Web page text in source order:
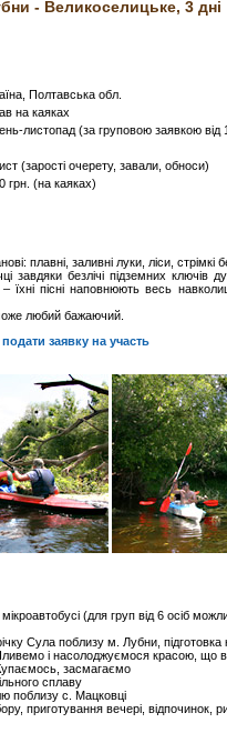
- Великоселицьке, 3 дні
Полтавська обл.
на каяках
листопад (за груповою заявкою від
(зарості очерету, завали, обноси)
грн. (на каяках)
плавні, заливні луки, ліси,
завдяки безлічі підземних
– їхні пісні наповнюють весь
любий бажаючий.
заявку на участь
(для груп від 6 осіб
Сула поблизу м. Лубни, підготовка
і насолоджуємося красою, що
засмагаємо
сплаву
поблизу c. Мацковці
приготування вечері, відпочинок,